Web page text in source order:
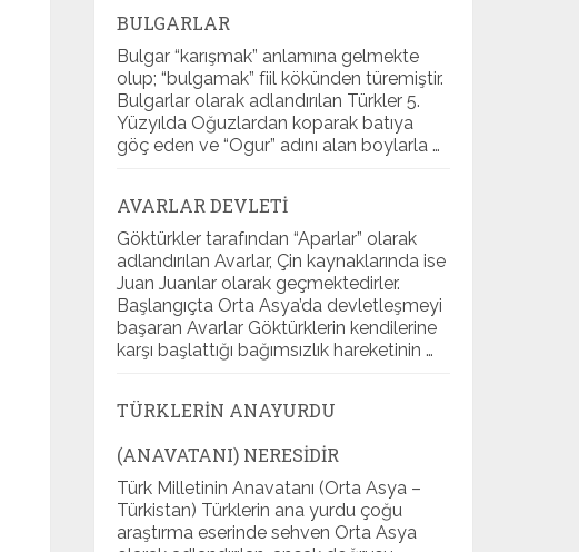
BULGARLAR
Bulgar “karışmak” anlamına gelmekte
olup; “bulgamak” fiil kökünden türemiştir.
Bulgarlar olarak adlandırılan Türkler 5.
Yüzyılda Oğuzlardan koparak batıya
göç eden ve “Ogur” adını alan boylarla …
AVARLAR DEVLETI
Göktürkler tarafından “Aparlar” olarak
adlandırılan Avarlar, Çin kaynaklarında ise
Juan Juanlar olarak geçmektedirler.
Başlangıçta Orta Asya’da devletleşmeyi
başaran Avarlar Göktürklerin kendilerine
karşı başlattığı bağımsızlık hareketinin …
TÜRKLERIN ANAYURDU
(ANAVATANI) NERESIDIR
Türk Milletinin Anavatanı (Orta Asya –
Türkistan) Türklerin ana yurdu çoğu
araştırma eserinde sehven Orta Asya